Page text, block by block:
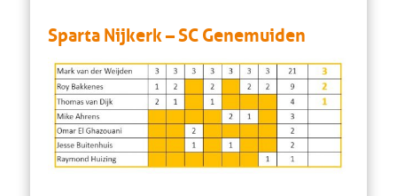
Sparta Nijkerk – SC Genemuiden